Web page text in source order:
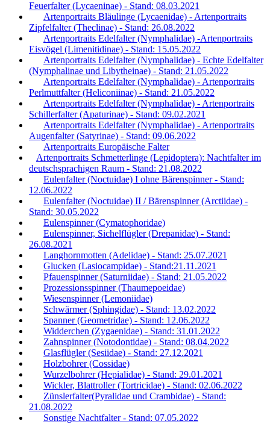
Feuerfalter (Lycaeninae) - Stand: 08.03.2021
Artenportraits Bläulinge (Lycaenidae) - Artenportraits
Zipfelfalter (Theclinae) - Stand: 26.08.2022
Artenportraits Edelfalter (Nymphalidae) -Artenportraits
Eisvögel (Limenitidinae) - Stand: 15.05.2022
Artenportraits Edelfalter (Nymphalidae) - Echte Edelfalter
(Nymphalinae und Libytheinae) - Stand: 21.05.2022
Artenportraits Edelfalter (Nymphalidae) - Artenportraits
Perlmuttfalter (Heliconiinae) - Stand: 21.05.2022
Artenportraits Edelfalter (Nymphalidae) - Artenportraits
Schillerfalter (Apaturinae) - Stand: 09.02.2021
Artenportraits Edelfalter (Nymphalidae) - Artenportraits
Augenfalter (Satyrinae) - Stand: 09.06.2022
Artenportraits Europäische Falter
Artenportraits Schmetterlinge (Lepidoptera): Nachtfalter im
deutschsprachigen Raum - Stand: 21.08.2022
Eulenfalter (Noctuidae) I ohne Bärenspinner - Stand:
12.06.2022
Eulenfalter (Noctuidae) II / Bärenspinner (Arctiidae) -
Stand: 30.05.2022
Eulenspinner (Cymatophoridae)
Eulenspinner, Sichelflügler (Drepanidae) - Stand:
26.08.2021
Langhornmotten (Adelidae) - Stand: 25.07.2021
Glucken (Lasiocampidae) - Stand:21.11.2021
Pfauenspinner (Saturniidae) - Stand: 21.05.2022
Prozessionsspinner (Thaumepoeidae)
Wiesenspinner (Lemoniidae)
Schwärmer (Sphingidae) - Stand: 13.02.2022
Spanner (Geometridae) - Stand: 12.06.2022
Widderchen (Zygaenidae) - Stand: 31.01.2022
Zahnspinner (Notodontidae) - Stand: 08.04.2022
Glasflügler (Sesiidae) - Stand: 27.12.2021
Holzbohrer (Cossidae)
Wurzelbohrer (Hepialidae) - Stand: 29.01.2021
Wickler, Blattroller (Tortricidae) - Stand: 02.06.2022
Zünslerfalter(Pyralidae und Crambidae) - Stand:
21.08.2022
Sonstige Nachtfalter - Stand: 07.05.2022